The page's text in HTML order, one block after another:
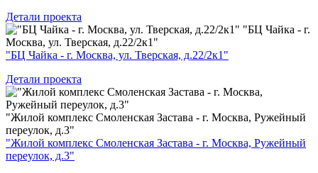
Детали проекта
"БЦ Чайка - г.
Москва, ул. Тверская, д.22/2к1"
"БЦ Чайка - г. Москва, ул. Тверская, д.22/2к1"
Детали проекта
"Жилой комплекс Смоленская Застава - г. Москва, Ружейный
переулок, д.3"
"Жилой комплекс Смоленская Застава - г. Москва, Ружейный
переулок, д.3"